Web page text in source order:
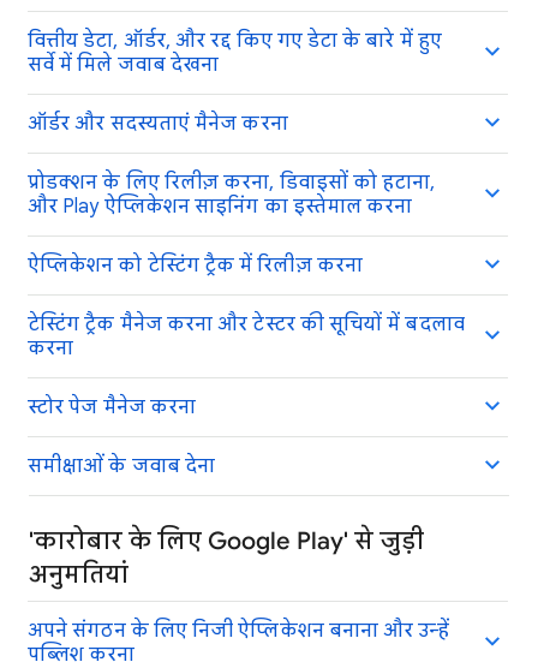
वित्तीय डेटा, ऑर्डर, और रद्द किए गए डेटा के बारे में हुए
सर्वे में मिले जवाब देखना
ऑर्डर और सदस्यताएं मैनेज करना
प्रोडक्शन के लिए रिलीज़ करना, डिवाइसों को हटाना,
और Play ऐप्लिकेशन साइनिंग का इस्तेमाल करना
ऐप्लिकेशन को टेस्टिंग ट्रैक में रिलीज़ करना
टेस्टिंग ट्रैक मैनेज करना और टेस्टर की सूचियों में बदलाव
करना
स्टोर पेज मैनेज करना
समीक्षाओं के जवाब देना
'कारोबार के लिए Google Play' से जुड़ी
अनुमतियां
अपने संगठन के लिए निजी ऐप्लिकेशन बनाना और उन्हें
पब्लिश करना